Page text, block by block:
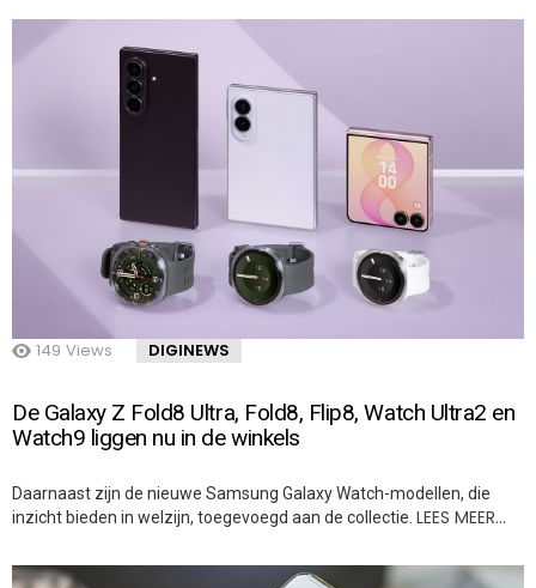
149 Views DIGINEWS
De Galaxy Z Fold8 Ultra, Fold8, Flip8, Watch Ultra2 en
Watch9 liggen nu in de winkels
Daarnaast zijn de nieuwe Samsung Galaxy Watch-modellen, die
inzicht bieden in welzijn, toegevoegd aan de collectie. LEES MEER…